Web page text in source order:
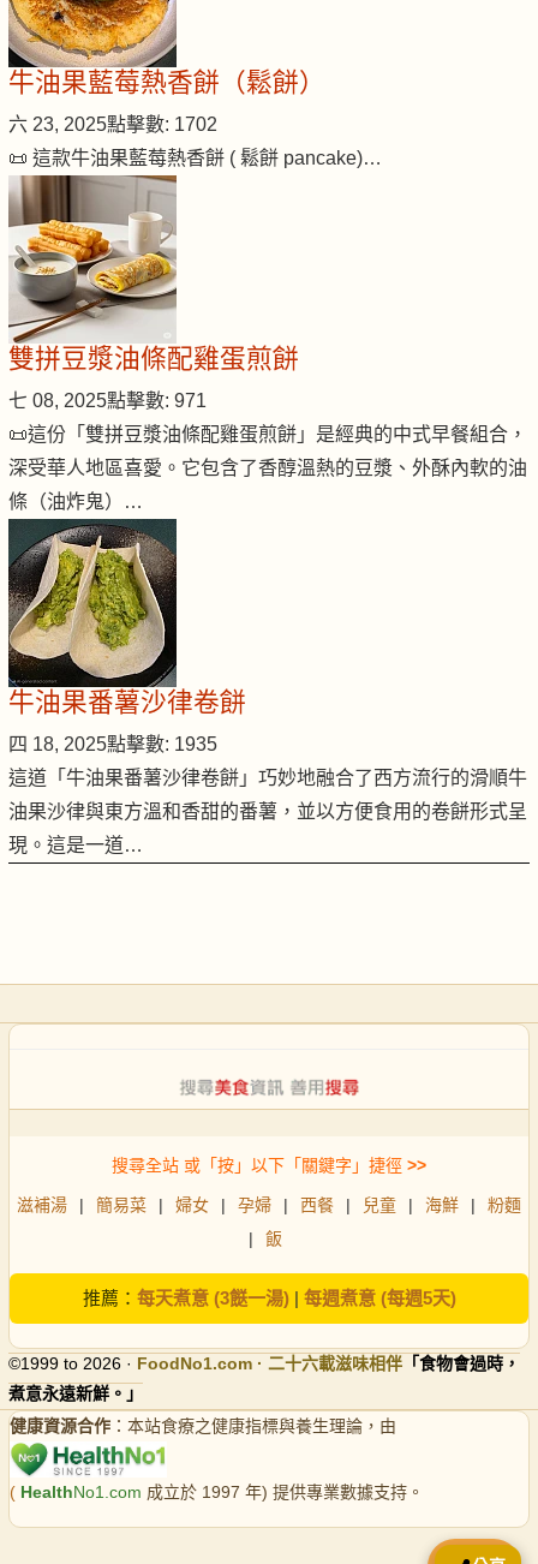
牛油果藍莓熱香餅（鬆餅）
六 23, 2025點擊數: 1702
📜 這款牛油果藍莓熱香餅 ( 鬆餅 pancake)…
雙拼豆漿油條配雞蛋煎餅
七 08, 2025點擊數: 971
📜這份「雙拼豆漿油條配雞蛋煎餅」是經典的中式早餐組合，
深受華人地區喜愛。它包含了香醇溫熱的豆漿、外酥內軟的油
條（油炸鬼）…
牛油果番薯沙律卷餅
四 18, 2025點擊數: 1935
這道「牛油果番薯沙律卷餅」巧妙地融合了西方流行的滑順牛
油果沙律與東方溫和香甜的番薯，並以方便食用的卷餅形式呈
現。這是一道…
搜尋全站 或「按」以下「關鍵字」捷徑 >>
滋補湯 | 簡易菜 | 婦女 | 孕婦 | 西餐 | 兒童 | 海鮮 |
粉麵
|
飯
推薦： 每天煮意 (3餸一湯)| 每週煮意 (每週5天)
©1999 to 2026 · FoodNo1.com · 二十六載滋味相伴 「食物會過時，
煮意永遠新鮮。」
健康資源合作 ：本站食療之健康指標與養生理論，由
( HealthNo1.com 成立於 1997 年) 提供專業數據支持。